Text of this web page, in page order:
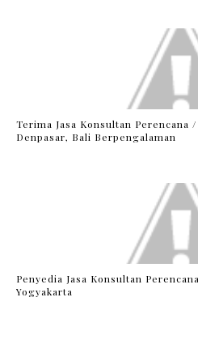
Terima Jasa Konsultan Perencana
Denpasar, Bali Berpengalaman
Penyedia Jasa Konsultan
Yogyakarta